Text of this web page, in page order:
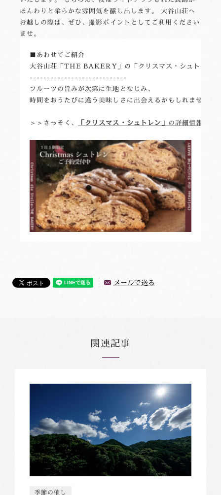
ほんわりと柔らかな雰囲気を醸し出します。 大谷山荘へ
お越しの際は、ぜひ、撮影ポイントとしてご利用ください
ませ。
■あわせてご紹介
大谷山荘「THE BAKERY」の「クリスマス・シュトレン」
----------------------------
フルーツの旨みが次第に生地となじみ、
時間をおうたびに違う美味しさに出会えるかもしれません。
＞＞さっそく、 「クリスマス・シュトレン」 の詳細情報
メールで送る
関連記事
季節の催し